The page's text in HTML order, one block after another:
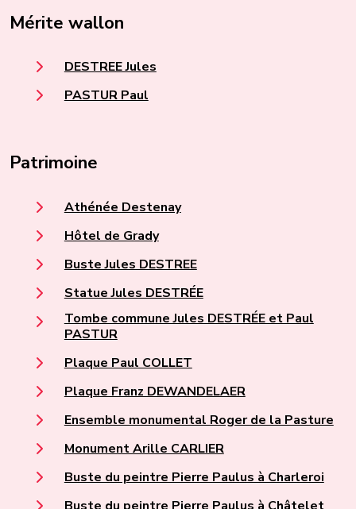
Mérite wallon
DESTREE Jules
PASTUR Paul
Patrimoine
Athénée Destenay
Hôtel de Grady
Buste Jules DESTREE
Statue Jules DESTRÉE
Tombe commune Jules DESTRÉE et Paul
PASTUR
Plaque Paul COLLET
Plaque Franz DEWANDELAER
Ensemble monumental Roger de la Pasture
Monument Arille CARLIER
Buste du peintre Pierre Paulus à Charleroi